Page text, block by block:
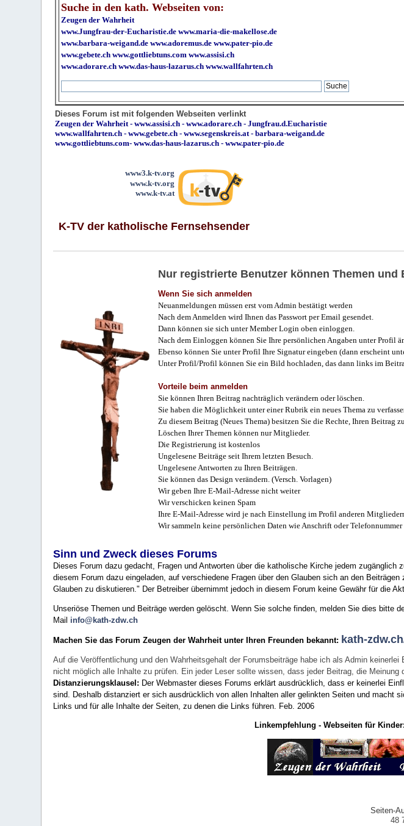
Suche in den kath. Webseiten von:
Zeugen der Wahrheit
www.Jungfrau-der-Eucharistie.de www.maria-die-makellose.de
www.barbara-weigand.de www.adoremus.de www.pater-pio.de
www.gebete.ch www.gottliebtuns.com www.assisi.ch
www.adorare.ch www.das-haus-lazarus.ch www.wallfahrten.ch
Dieses Forum ist mit folgenden Webseiten verlinkt
Zeugen der Wahrheit-www.assisi.ch -www.adorare.ch -Jungfrau.d.Eucharistie
www.wallfahrten.ch -www.gebete.ch -www.segenskreis.at-barbara-weigand.de
www.gottliebtuns.com-www.das-haus-lazarus.ch - www.pater-pio.de
www3.k-tv.org
www.k-tv.org
www.k-tv.at
K-TV der katholische Fernsehsender
Nur registrierte Benutzer können Themen und
Wenn Sie sich anmelden
Neuanmeldungen müssen erst vom Admin bestätigt werden
Nach dem Anmelden wird Ihnen das Passwort per Email gesendet.
Dann können sie sich unter Member Login oben einloggen.
Nach dem Einloggen können Sie Ihre persönlichen Angaben unter Profil
Ebenso können Sie unter Profil Ihre Signatur eingeben (dann erscheint
Unter Profil/Profil können Sie ein Bild hochladen, das dann links im
Vorteile beim anmelden
Sie können Ihren Beitrag nachträglich verändern oder löschen.
Sie haben die Möglichkeit unter einer Rubrik ein neues Thema zu
Zu diesem Beitrag (Neues Thema) besitzen Sie die Rechte, Ihren Beitrag
Löschen Ihrer Themen können nur Mitglieder.
Die Registrierung ist kostenlos
Ungelesene Beiträge seit Ihrem letzten Besuch.
Ungelesene Antworten zu Ihren Beiträgen.
Sie können das Design verändern. (Versch. Vorlagen)
Wir geben Ihre E-Mail-Adresse nicht weiter
Wir verschicken keinen Spam
Ihre E-Mail-Adresse wird je nach Einstellung im Profil anderen
Wir sammeln keine persönlichen Daten wie Anschrift oder Telefonnummer
Sinn und Zweck dieses Forums
Dieses Forum dazu gedacht, Fragen und Antworten über die katholische Kirche jedem
diesem Forum dazu eingeladen, auf verschiedene Fragen über den Glauben sich an den
Glauben zu diskutieren." Der Betreiber übernimmt jedoch in diesem Forum keine Gewähr für die
Unseriöse Themen und Beiträge werden gelöscht. Wenn Sie solche finden, melden Sie dies bitte
Mail info@kath-zdw.ch
Machen Sie das Forum Zeugen der Wahrheit unter Ihren Freunden bekannt: kath-
Auf die Veröffentlichung und den Wahrheitsgehalt der Forumsbeiträge habe ich als Admin
nicht möglich alle Inhalte zu prüfen. Ein jeder Leser sollte wissen, dass jeder Beitrag, die
Distanzierungsklausel: Der Webmaster dieses Forums erklärt ausdrücklich, dass er keinerlei
sind. Deshalb distanziert er sich ausdrücklich von allen Inhalten aller gelinkten Seiten und macht
Links und für alle Inhalte der Seiten, zu denen die Links führen. Feb. 2006
Linkempfehlung - Webseiten für Kinder:
Seiten-
48